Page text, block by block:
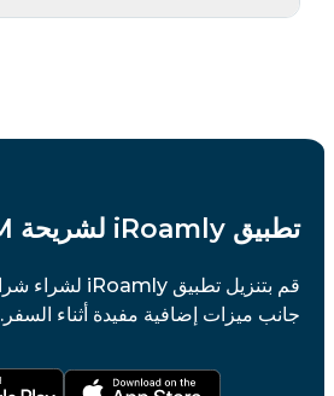
تطبيق iRoamly لشريحة eSIM للسفر
جانب ميزات إضافية مفيدة أثناء السفر.